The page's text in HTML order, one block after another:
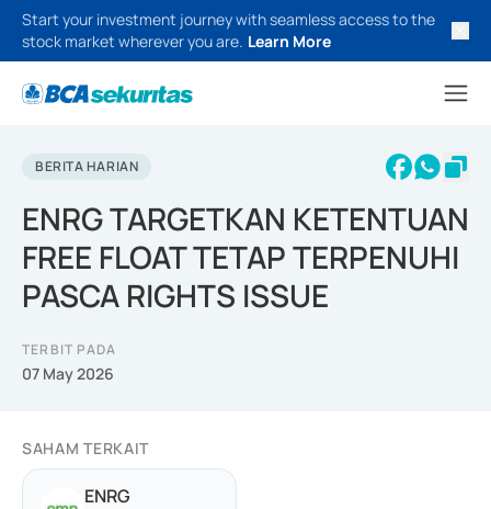
Start your investment journey with seamless access to the
stock market wherever you are. Learn More
BERITA HARIAN
ENRG TARGETKAN KETENTUAN
FREE FLOAT TETAP TERPENUHI
PASCA RIGHTS ISSUE
TERBIT PADA
07 May 2026
SAHAM TERKAIT
ENRG